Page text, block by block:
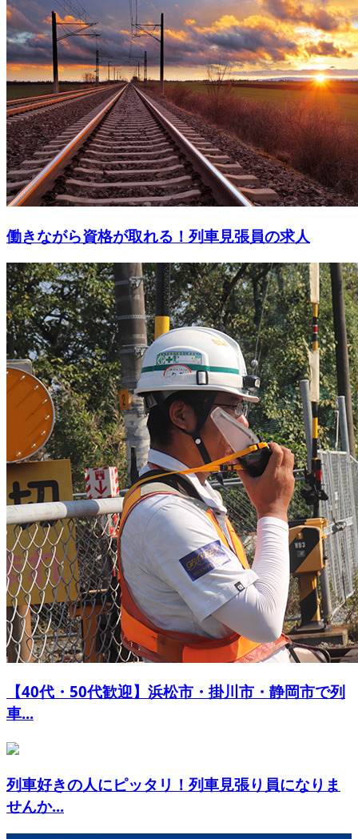
働きながら資格が取れる！列車見張員の求人
【40代・50代歓迎】浜松市・掛川市・静岡市で列
車...
列車好きの人にピッタリ！列車見張り員になりま
せんか...